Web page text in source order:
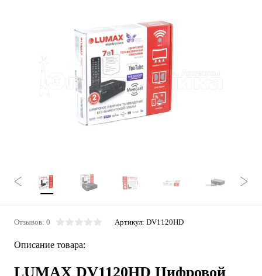
Отзывов: 0 Артикул: DV1120HD
Описание товара:
LUMAX DV1120HD Цифровой